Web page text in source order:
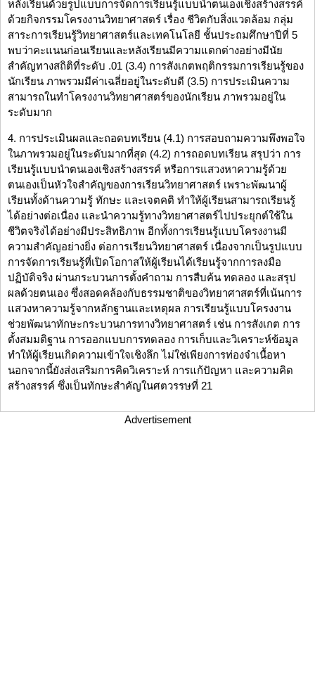
หลังเรียนด้วยรูปแบบการจัดการเรียนรู้แบบนำตนเองเชิงสร้างสรรค์
ด้วยกิจกรรมโครงงานวิทยาศาสตร์ เรื่อง ชีวิตกับสิ่งแวดล้อม กลุ่ม
สาระการเรียนรู้วิทยาศาสตร์และเทคโนโลยี ชั้นประถมศึกษาปีที่ 5
พบว่าคะแนนก่อนเรียนและหลังเรียนมีความแตกต่างอย่างมีนัย
สำคัญทางสถิติที่ระดับ .01 (3.4) การสังเกตพฤติกรรมการเรียนรู้ของ
นักเรียน ภาพรวมมีค่าเฉลี่ยอยู่ในระดับดี (3.5) การประเมินความ
สามารถในทำโครงงานวิทยาศาสตร์ของนักเรียน ภาพรวมอยู่ใน
ระดับมาก
4. การประเมินผลและถอดบทเรียน (4.1) การสอบถามความพึงพอใจ
ในภาพรวมอยู่ในระดับมากที่สุด (4.2) การถอดบทเรียน สรุปว่า การ
เรียนรู้แบบนำตนเองเชิงสร้างสรรค์ หรือการแสวงหาความรู้ด้วย
ตนเองเป็นหัวใจสำคัญของการเรียนวิทยาศาสตร์ เพราะพัฒนาผู้
เรียนทั้งด้านความรู้ ทักษะ และเจตคติ ทำให้ผู้เรียนสามารถเรียนรู้
ได้อย่างต่อเนื่อง และนำความรู้ทางวิทยาศาสตร์ไปประยุกต์ใช้ใน
ชีวิตจริงได้อย่างมีประสิทธิภาพ อีกทั้งการเรียนรู้แบบโครงงานมี
ความสำคัญอย่างยิ่ง ต่อการเรียนวิทยาศาสตร์ เนื่องจากเป็นรูปแบบ
การจัดการเรียนรู้ที่เปิดโอกาสให้ผู้เรียนได้เรียนรู้จากการลงมือ
ปฏิบัติจริง ผ่านกระบวนการตั้งคำถาม การสืบค้น ทดลอง และสรุป
ผลด้วยตนเอง ซึ่งสอดคล้องกับธรรมชาติของวิทยาศาสตร์ที่เน้นการ
แสวงหาความรู้จากหลักฐานและเหตุผล การเรียนรู้แบบโครงงาน
ช่วยพัฒนาทักษะกระบวนการทางวิทยาศาสตร์ เช่น การสังเกต การ
ตั้งสมมติฐาน การออกแบบการทดลอง การเก็บและวิเคราะห์ข้อมูล
ทำให้ผู้เรียนเกิดความเข้าใจเชิงลึก ไม่ใช่เพียงการท่องจำเนื้อหา
นอกจากนี้ยังส่งเสริมการคิดวิเคราะห์ การแก้ปัญหา และความคิด
สร้างสรรค์ ซึ่งเป็นทักษะสำคัญในศตวรรษที่ 21
Advertisement